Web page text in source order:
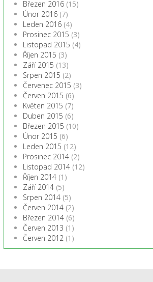
Březen 2016 (15)
Únor 2016 (7)
Leden 2016 (4)
Prosinec 2015 (3)
Listopad 2015 (4)
Říjen 2015 (3)
Září 2015 (13)
Srpen 2015 (2)
Červenec 2015 (3)
Červen 2015 (6)
Květen 2015 (7)
Duben 2015 (6)
Březen 2015 (10)
Únor 2015 (6)
Leden 2015 (12)
Prosinec 2014 (2)
Listopad 2014 (12)
Říjen 2014 (1)
Září 2014 (5)
Srpen 2014 (5)
Červen 2014 (2)
Březen 2014 (6)
Červen 2013 (1)
Červen 2012 (1)